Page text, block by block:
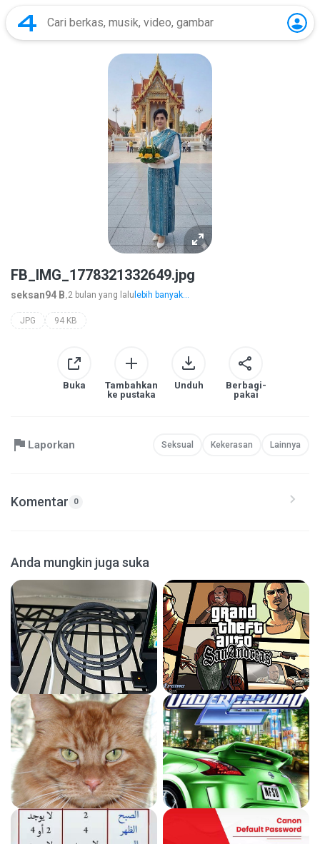
FB_IMG_1778321332649.jpg
seksan94 B.2 bulan yang lalu lebih banyak...
JPG 94 KB
Buka
Tambahkan
ke pustaka
Unduh
Berbagi-
pakai
Laporkan Seksual Kekerasan Lainnya
Komentar 0
Anda mungkin juga suka